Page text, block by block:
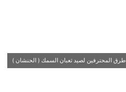
طرق المحترفين لصيد ثعبان السمك ( الحنشان )